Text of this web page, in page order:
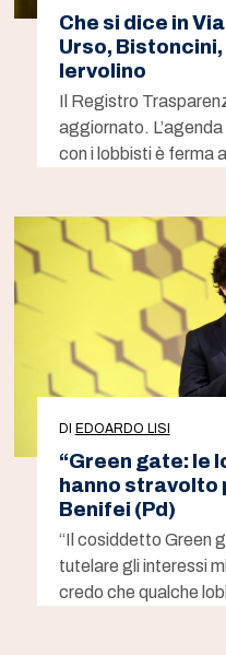
Che si dice in
Urso, Bistoncini,
Iervolino
Il Registro
aggiornato.
con i lobbisti è ferma
DI EDOARDO LISI
“Green gate: le
hanno stravolto
Benifei (Pd)
“Il cosiddetto Green
tutelare gli interessi
credo che qualche